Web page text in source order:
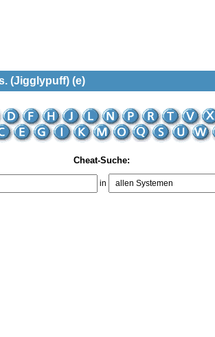
(Jigglypuff) (e)
Cheat-Suche:
in